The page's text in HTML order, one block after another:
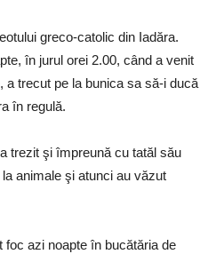
greco-catolic din Iadăra.
în jurul orei 2.00, când a venit
a trecut pe la bunica sa să-i ducă
în regulă.
trezit şi împreună cu tatăl său
animale şi atunci au văzut
foc azi noapte în bucătăria de